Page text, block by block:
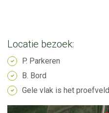
Locatie bezoek:
P. Parkeren
B. Bord
Gele vlak is het proefveld